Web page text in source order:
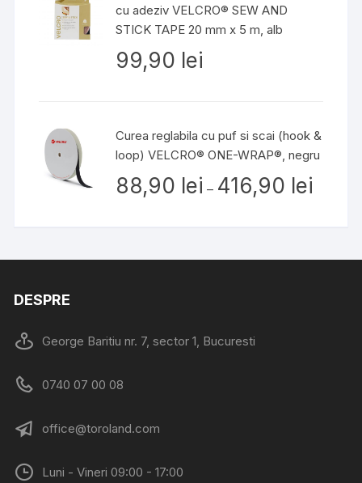
cu adeziv VELCRO® SEW AND
STICK TAPE 20 mm x 5 m, alb
99,90 lei
Curea reglabila cu puf si scai (hook &
loop) VELCRO® ONE-WRAP®, negru
88,90 lei – 416,90 lei
DESPRE
George Baritiu nr. 7, sector 1, Bucuresti
0740 07 00 08
office@toroland.com
Luni - Vineri 09:00 - 17:00